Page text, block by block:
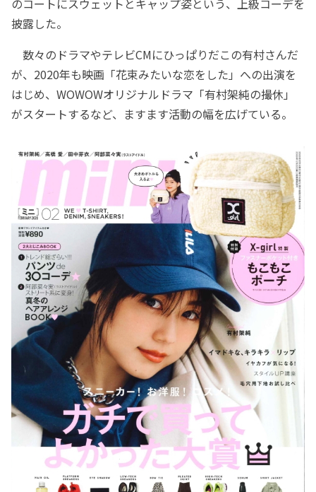
披露した。
数々のドラマやテレビCMにひっぱりだこの有村さんだ
が、2020年も映画「花束みたいな恋をした」への出演を
はじめ、WOWOWオリジナルドラマ「有村架純の撮休」
がスタートするなど、ますます活動の幅を広げている。